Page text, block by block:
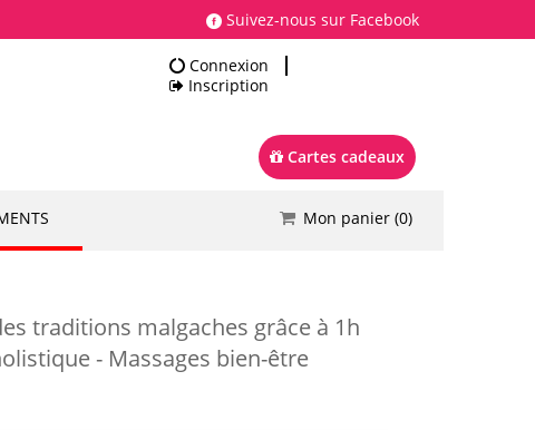
Suivez-nous sur Facebook
Connexion
Inscription
Cartes cadeaux
Mon panier (0)
Commander
traditions malgaches grâce à 1h
- Massages bien-être